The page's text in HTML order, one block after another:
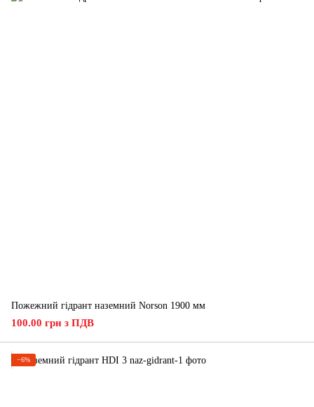
Пожежний гідрант наземний Norson 1900 мм
100.00 грн з ПДВ
−6%